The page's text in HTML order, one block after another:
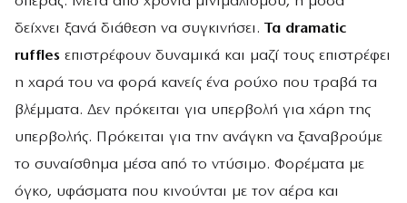
δείχνει ξανά διάθεση να συγκινήσει. Τα dramatic
ruffles επιστρέφουν δυναμικά και μαζί τους επιστρέφει
η χαρά του να φορά κανείς ένα ρούχο που τραβά τα
βλέμματα. Δεν πρόκειται για υπερβολή για χάρη της
υπερβολής. Πρόκειται για την ανάγκη να ξαναβρούμε
το συναίσθημα μέσα από το ντύσιμο. Φορέματα με
όγκο, υφάσματα που κινούνται με τον αέρα και